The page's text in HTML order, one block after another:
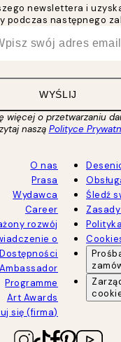
newslettera i
podczas następnego
WYŚLIJ
więcej o przetwarzaniu
naszą Polityce
O nas
Prasa
Wydawca
Career
rozwój
o
Dostępności
Programme
Art Awards
się (firma)
Śledź